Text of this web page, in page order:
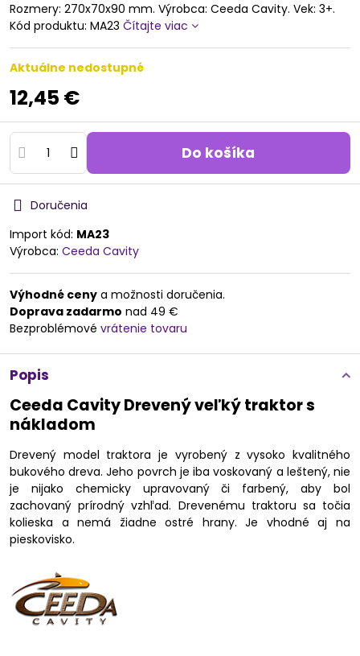
Rozmery: 270x70x90 mm. Výrobca: Ceeda Cavity. Vek: 3+.
Kód produktu: MA23 Čítajte viac
Aktuálne nedostupné
12,45 €
Do košíka
Doručenia
Import kód: MA23
Výrobca: Ceeda Cavity
Výhodné ceny a možnosti doručenia.
Doprava zadarmo nad 49 €
Bezproblémové vrátenie tovaru
Popis
Ceeda Cavity Drevený veľký traktor s
nákladom
Drevený model traktora je vyrobený z vysoko kvalitného
bukového dreva. Jeho povrch je iba voskovaný a leštený, nie
je nijako chemicky upravovaný či farbený, aby bol
zachovaný prírodný vzhľad. Drevenému traktoru sa točia
kolieska a nemá žiadne ostré hrany. Je vhodné aj na
pieskovisko.